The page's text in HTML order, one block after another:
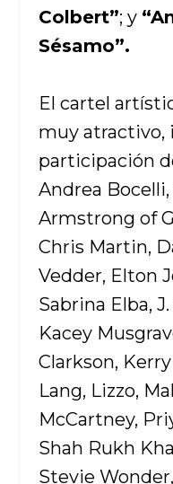
Colbert”; y
Sésamo”.
El cartel
muy atractivo,
participación
Andrea
Armstrong of
Chris Martin,
Vedder, Elton
Sabrina Elba,
Kacey
Clarkson,
Lang, Lizzo,
McCartney,
Shah Rukh
Stevie